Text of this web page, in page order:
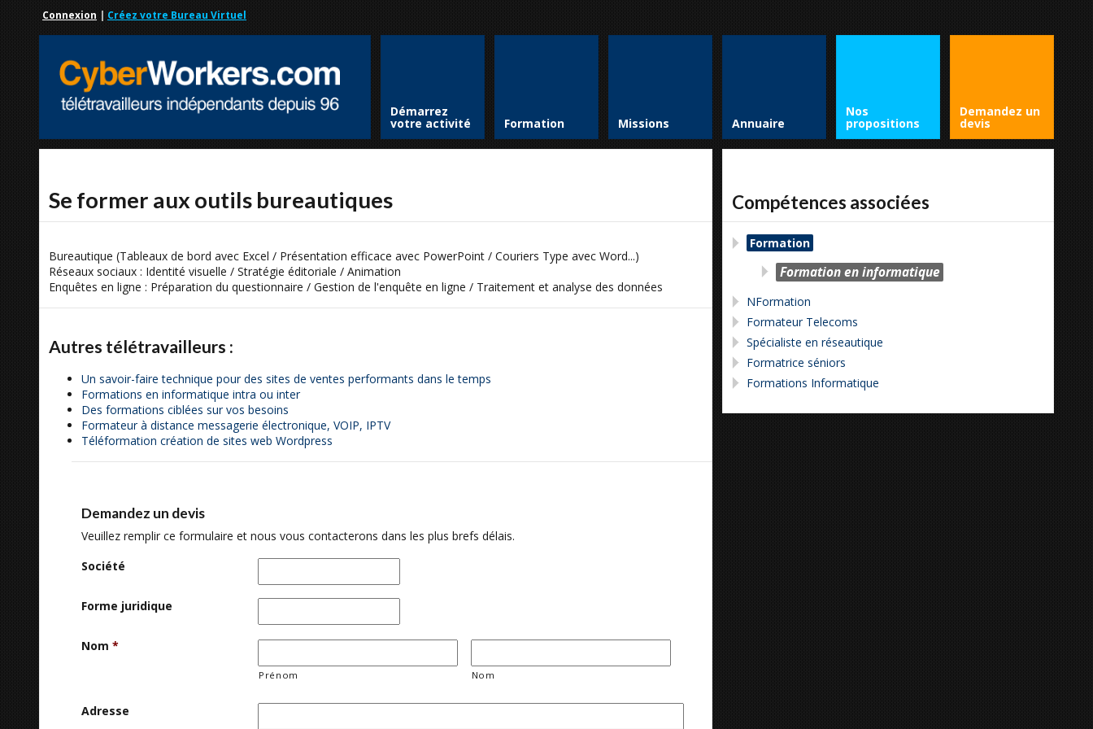
Connexion | Créez votre Bureau Virtuel
Démarrez
votre activité Formation Missions Annuaire
Nos
propositions
Demandez un
devis
Se former aux outils bureautiques
Bureautique (Tableaux de bord avec Excel / Présentation efficace avec PowerPoint / Couriers Type avec Word...)
Réseaux sociaux : Identité visuelle / Stratégie éditoriale / Animation
Enquêtes en ligne : Préparation du questionnaire / Gestion de l'enquête en ligne / Traitement et analyse des données
Autres télétravailleurs :
Un savoir-faire technique pour des sites de ventes performants dans le temps
Formations en informatique intra ou inter
Des formations ciblées sur vos besoins
Formateur à distance messagerie électronique, VOIP, IPTV
Téléformation création de sites web Wordpress
Demandez un devis
Veuillez remplir ce formulaire et nous vous contacterons dans les plus brefs délais.
Société
Forme juridique
Nom *
Prénom Nom
Adresse
Compétences associées
Formation
Formation en informatique
NFormation
Formateur Telecoms
Spécialiste en réseautique
Formatrice séniors
Formations Informatique